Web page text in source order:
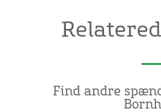
Find andre